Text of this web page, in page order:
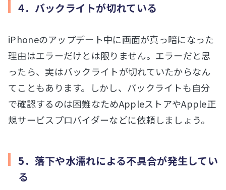
4．バックライトが切れている
iPhoneのアップデート中に画面が真っ暗になった
理由はエラーだけとは限りません。エラーだと思
ったら、実はバックライトが切れていたからなん
てこともあります。しかし、バックライトも自分
で確認するのは困難なためAppleストアやApple正
規サービスプロバイダーなどに依頼しましょう。
5．落下や水濡れによる不具合が発生してい
る